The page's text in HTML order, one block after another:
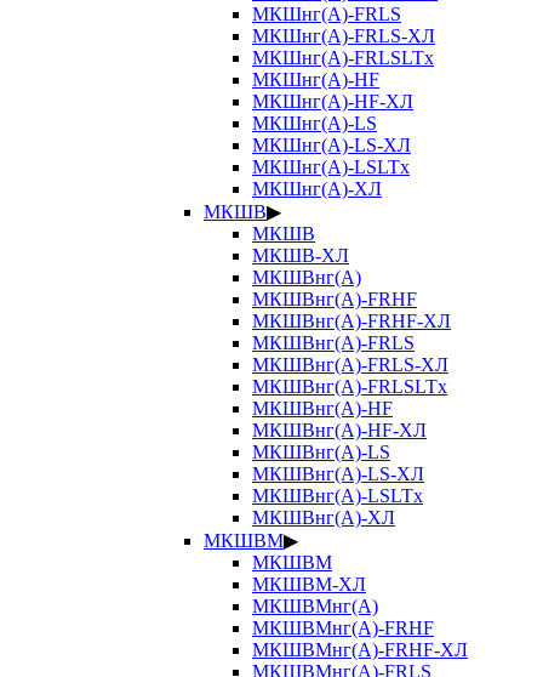
МКШнг(А)-FRLS
МКШнг(А)-FRLS-ХЛ
МКШнг(А)-FRLSLTx
МКШнг(А)-HF
МКШнг(А)-HF-ХЛ
МКШнг(А)-LS
МКШнг(А)-LS-ХЛ
МКШнг(А)-LSLTx
МКШнг(А)-ХЛ
МКШВ▶
МКШВ
МКШВ-ХЛ
МКШВнг(А)
МКШВнг(А)-FRHF
МКШВнг(А)-FRHF-ХЛ
МКШВнг(А)-FRLS
МКШВнг(А)-FRLS-ХЛ
МКШВнг(А)-FRLSLTx
МКШВнг(А)-HF
МКШВнг(А)-HF-ХЛ
МКШВнг(А)-LS
МКШВнг(А)-LS-ХЛ
МКШВнг(А)-LSLTx
МКШВнг(А)-ХЛ
МКШВМ▶
МКШВМ
МКШВМ-ХЛ
МКШВМнг(А)
МКШВМнг(А)-FRHF
МКШВМнг(А)-FRHF-ХЛ
МКШВМнг(А)-FRLS